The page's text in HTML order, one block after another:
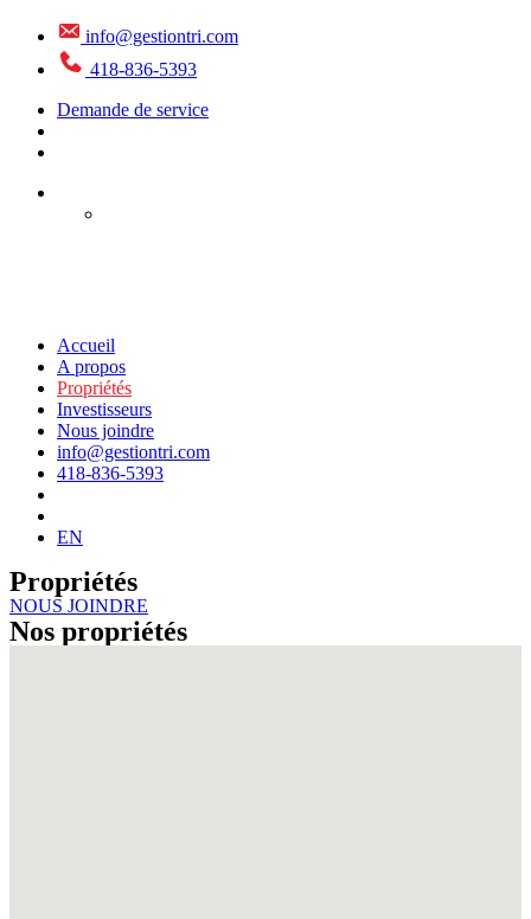
info@gestiontri.com
418-836-5393
Demande de service
Accueil
A propos
Propriétés
Investisseurs
Nous joindre
info@gestiontri.com
418-836-5393
EN
Propriétés
NOUS JOINDRE
Nos propriétés